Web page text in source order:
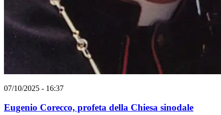
07/10/2025 - 16:37
Eugenio Corecco, profeta della Chiesa sinodale